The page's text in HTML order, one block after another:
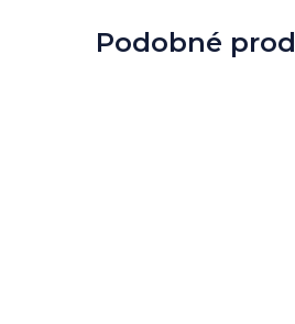
Podobné